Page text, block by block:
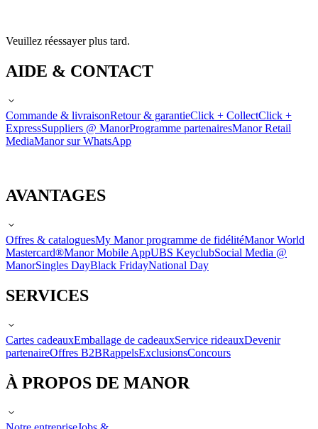
Veuillez réessayer plus tard.
AIDE & CONTACT
Commande & livraisonRetour & garantieClick + CollectClick +
ExpressSuppliers @ ManorProgramme partenairesManor Retail
MediaManor sur WhatsApp
AVANTAGES
Offres & cataloguesMy Manor programme de fidélitéManor World
Mastercard®Manor Mobile AppUBS KeyclubSocial Media @
ManorSingles DayBlack FridayNational Day
SERVICES
Cartes cadeauxEmballage de cadeauxService rideauxDevenir
partenaireOffres B2BRappelsExclusionsConcours
À PROPOS DE MANOR